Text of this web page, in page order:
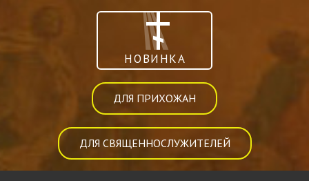
НОВИНКА
ДЛЯ ПРИХОЖАН
ДЛЯ СВЯЩЕННОСЛУЖИТЕЛЕЙ